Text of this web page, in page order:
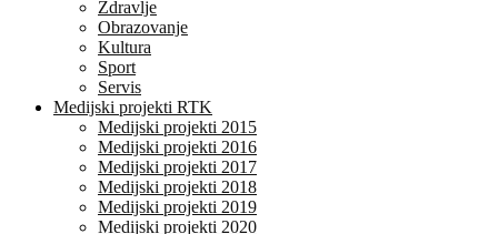
Zdravlje
Obrazovanje
Kultura
Sport
Servis
Medijski projekti RTK
Medijski projekti 2015
Medijski projekti 2016
Medijski projekti 2017
Medijski projekti 2018
Medijski projekti 2019
Medijski projekti 2020